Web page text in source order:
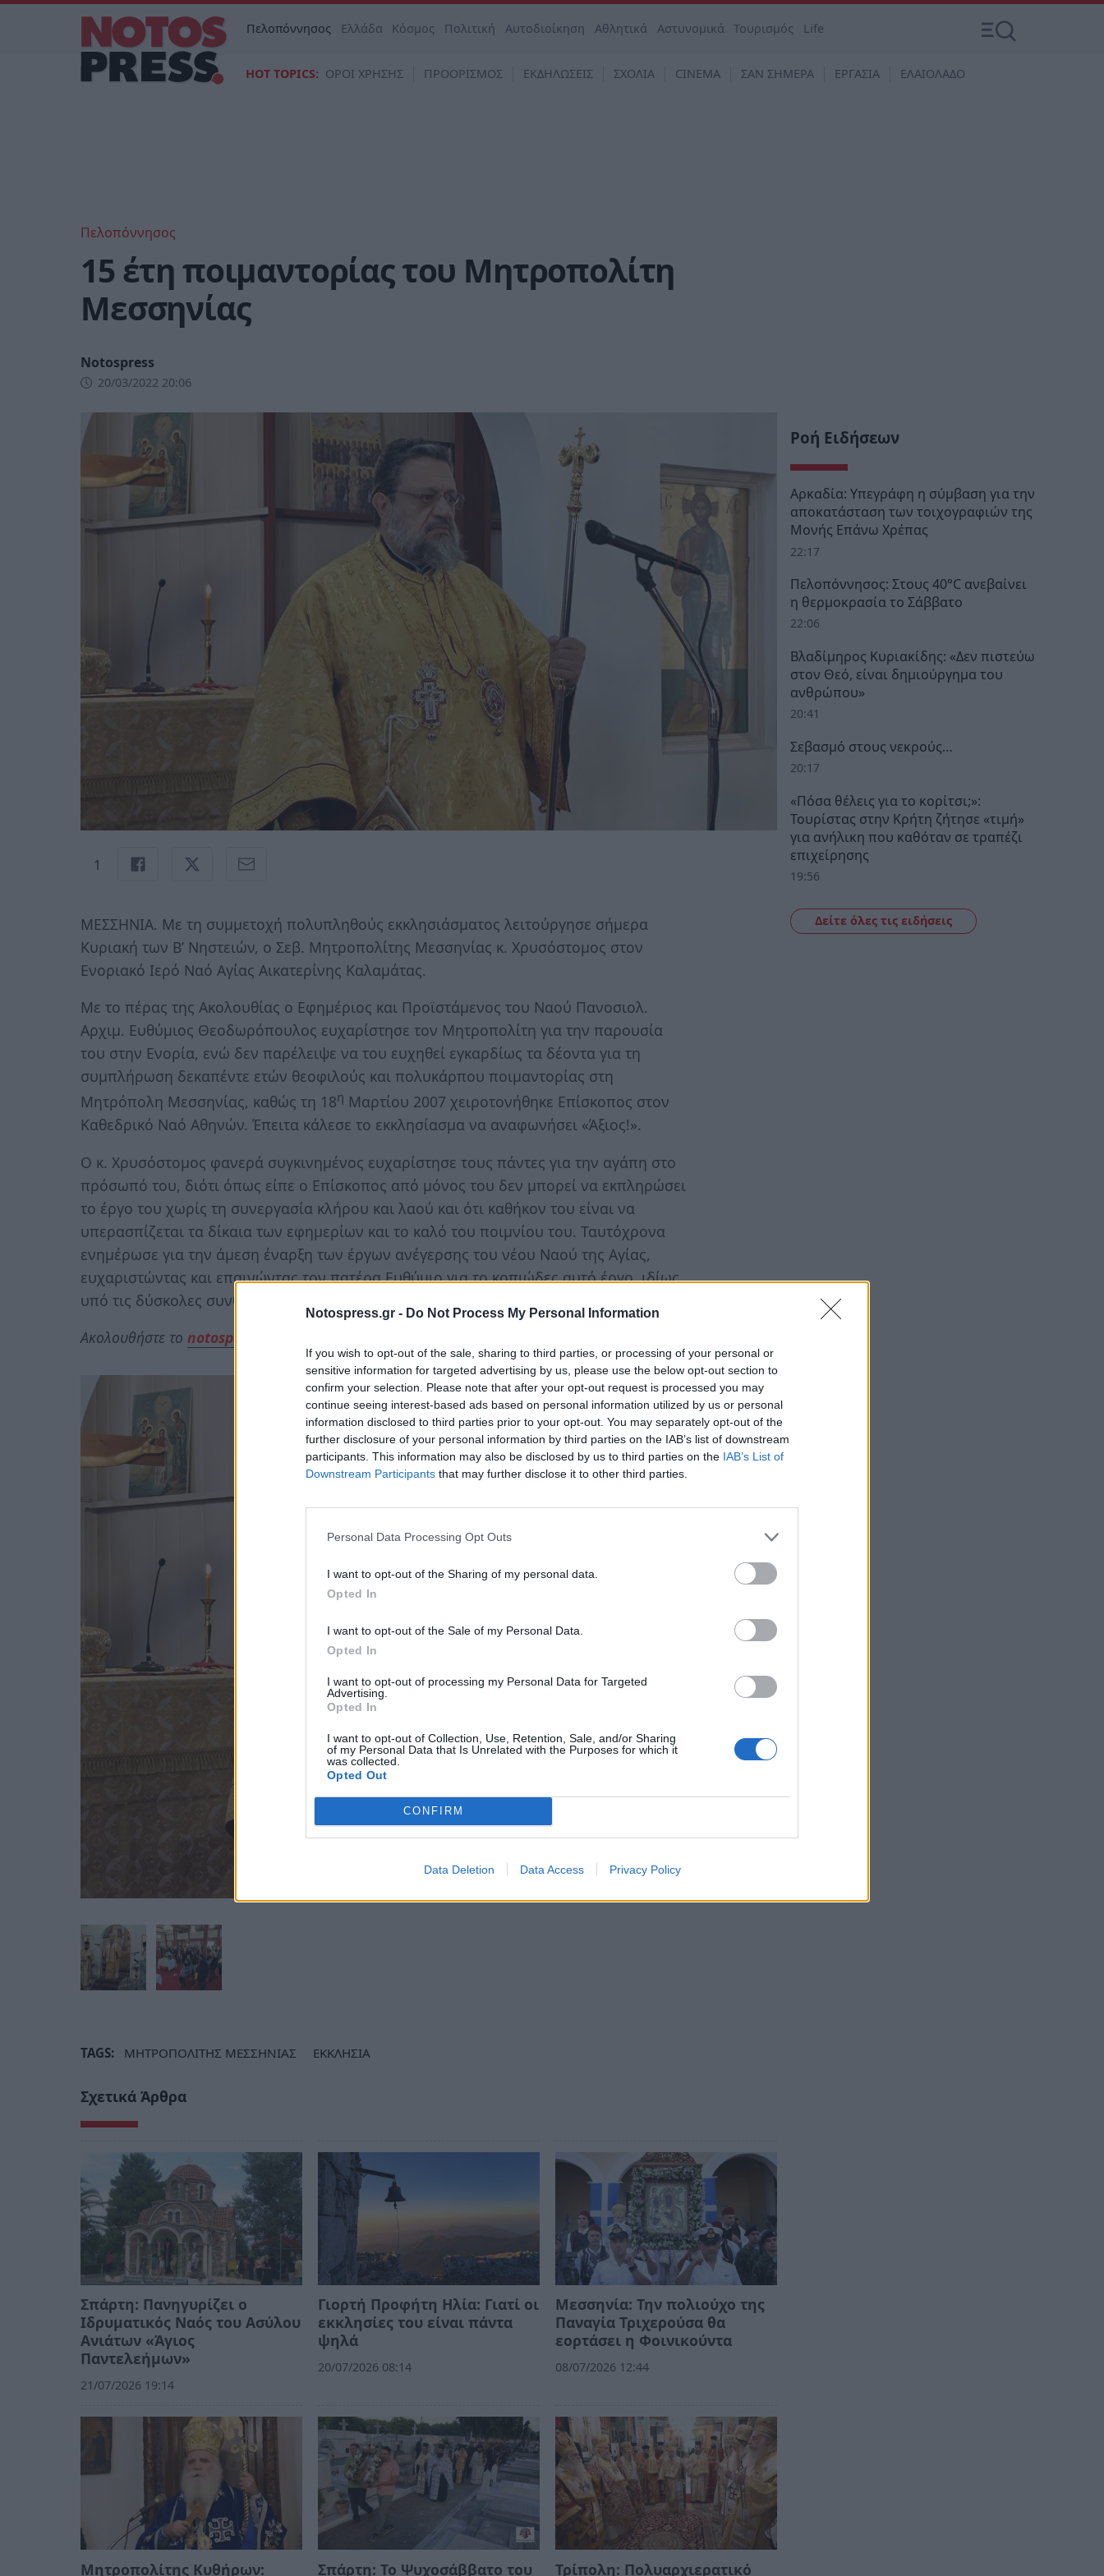
Notospress.gr - Do Not Process My Personal Information
If you wish to opt-out of the sale, sharing to third parties, or processing of your personal or
sensitive information for targeted advertising by us, please use the below opt-out section to
confirm your selection. Please note that after your opt-out request is processed you may
continue seeing interest-based ads based on personal information utilized by us or personal
information disclosed to third parties prior to your opt-out. You may separately opt-out of the
further disclosure of your personal information by third parties on the IAB’s list of downstream
participants. This information may also be disclosed by us to third parties on the IAB’s List of
Downstream Participants that may further disclose it to other third parties.
Personal Data Processing Opt Outs
I want to opt-out of the Sharing of my personal data.
Opted In
I want to opt-out of the Sale of my Personal Data.
Opted In
I want to opt-out of processing my Personal Data for Targeted
Advertising.
Opted In
I want to opt-out of Collection, Use, Retention, Sale, and/or Sharing
of my Personal Data that Is Unrelated with the Purposes for which it
was collected.
Opted Out
CONFIRM
Data Deletion Data Access Privacy Policy
Πελοπόννησος Ελλάδα Κόσμος Πολιτική Αυτοδιοίκηση Αθλητικά Αστυνομικά Τουρισμός Life
HOT TOPICS: ΟΡΟΙ ΧΡΗΣΗΣ ΠΡΟΟΡΙΣΜΟΣ ΕΚΔΗΛΩΣΕΙΣ ΣΧΟΛΙΑ CINEMA ΣΑΝ ΣΗΜΕΡΑ ΕΡΓΑΣΙΑ ΕΛΑΙΟΛΑΔΟ
Πελοπόννησος
15 έτη ποιμαντορίας του Μητροπολίτη
Μεσσηνίας
Notospress
20/03/2022 20:06
1
ΜΕΣΣΗΝΙΑ. Με τη συμμετοχή πολυπληθούς εκκλησιάσματος λειτούργησε σήμερα
Κυριακή των Β’ Νηστειών, ο Σεβ. Μητροπολίτης Μεσσηνίας κ. Χρυσόστομος στον
Ενοριακό Ιερό Ναό Αγίας Αικατερίνης Καλαμάτας.
Με το πέρας της Ακολουθίας ο Εφημέριος και Προϊστάμενος του Ναού Πανοσιολ.
Αρχιμ. Ευθύμιος Θεοδωρόπουλος ευχαρίστησε τον Μητροπολίτη για την παρουσία
του στην Ενορία, ενώ δεν παρέλειψε να του ευχηθεί εγκαρδίως τα δέοντα για τη
συμπλήρωση δεκαπέντε ετών θεοφιλούς και πολυκάρπου ποιμαντορίας στη
Μητρόπολη Μεσσηνίας, καθώς τη 18η Μαρτίου 2007 χειροτονήθηκε Επίσκοπος στον
Καθεδρικό Ναό Αθηνών. Έπειτα κάλεσε το εκκλησίασμα να αναφωνήσει «Άξιος!».
Ο κ. Χρυσόστομος φανερά συγκινημένος ευχαρίστησε τους πάντες για την αγάπη στο
πρόσωπό του, διότι όπως είπε ο Επίσκοπος από μόνος του δεν μπορεί να εκπληρώσει
το έργο του χωρίς τη συνεργασία κλήρου και λαού και ότι καθήκον του είναι να
υπερασπίζεται τα δίκαια των εφημερίων και το καλό του ποιμνίου του. Ταυτόχρονα
ενημέρωσε για την άμεση έναρξη των έργων ανέγερσης του νέου Ναού της Αγίας,
ευχαριστώντας και επαινώντας τον πατέρα Ευθύμιο για το κοπιώδες αυτό έργο, ιδίως
υπό τις δύσκολες συνθήκες των ημερών που διανύουμε.
Ακολουθήστε το notospress.gr
PHOTO 1 / 3
TAGS: ΜΗΤΡΟΠΟΛΙΤΗΣ ΜΕΣΣΗΝΙΑΣ ΕΚΚΛΗΣΙΑ
Σχετικά Άρθρα
Σπάρτη: Πανηγυρίζει ο
Ιδρυματικός Ναός του Ασύλου
Ανιάτων «Άγιος
Παντελεήμων»
21/07/2026 19:14
Γιορτή Προφήτη Ηλία: Γιατί οι
εκκλησίες του είναι πάντα
ψηλά
20/07/2026 08:14
Μεσσηνία: Την πολιούχο της
Παναγία Τριχερούσα θα
εορτάσει η Φοινικούντα
08/07/2026 12:44
Μητροπολίτης Κυθήρων: Σπάρτη: Το Ψυχοσάββατο του Τρίπολη: Πολυαρχιερατικό
Ροή Ειδήσεων
Αρκαδία: Υπεγράφη η σύμβαση για την
αποκατάσταση των τοιχογραφιών της
Μονής Επάνω Χρέπας
22:17
Πελοπόννησος: Στους 40°C ανεβαίνει
η θερμοκρασία το Σάββατο
22:06
Βλαδίμηρος Κυριακίδης: «Δεν πιστεύω
στον Θεό, είναι δημιούργημα του
ανθρώπου»
20:41
Σεβασμό στους νεκρούς…
20:17
«Πόσα θέλεις για το κορίτσι;»:
Τουρίστας στην Κρήτη ζήτησε «τιμή»
για ανήλικη που καθόταν σε τραπέζι
επιχείρησης
19:56
Δείτε όλες τις ειδήσεις